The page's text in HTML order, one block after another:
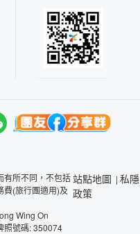
有所不同，不包括
費(旅行團適用)及
Wing On
照號碼: 350074
站點地圖 | 私隱
政策